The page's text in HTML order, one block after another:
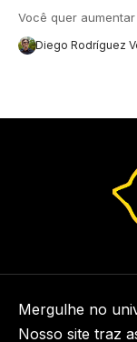
Você quer
Diego Rodríguez
Mergulhe no
Nosso site traz